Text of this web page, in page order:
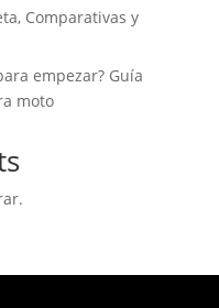
Comparativas y
empezar? Guía
moto